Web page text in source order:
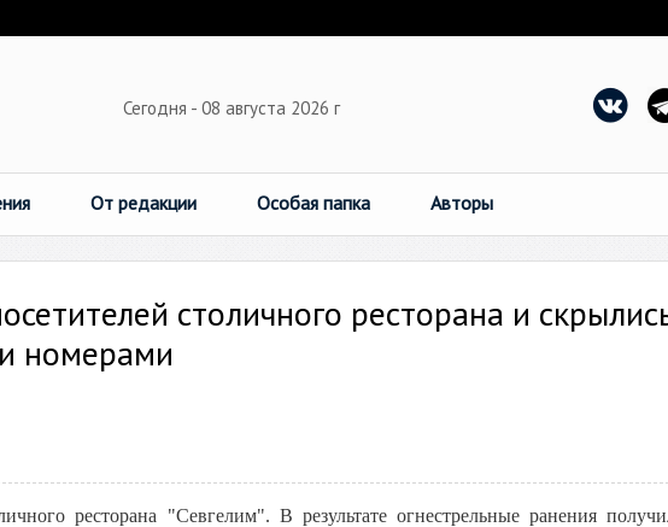
Сегодня - 08 августа 2026 г
От редакции Особая папка Авторы
столичного ресторана и
номерами
ресторана "Севгелим". В результате огнестрельные ранения